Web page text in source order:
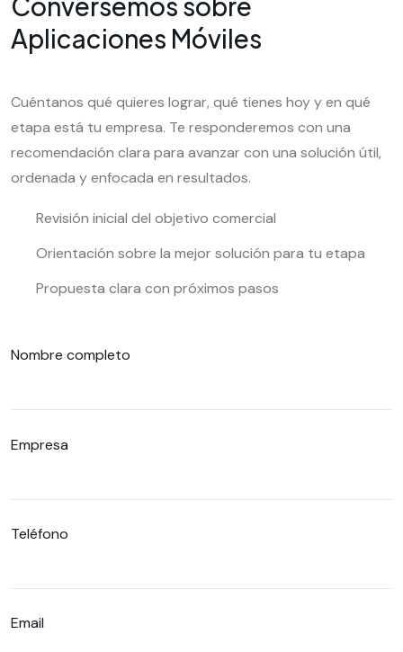
Aplicaciones Móviles
Cuéntanos qué quieres lograr, qué tienes hoy y en qué
etapa está tu empresa. Te responderemos con una
recomendación clara para avanzar con una solución útil,
ordenada y enfocada en resultados.
Revisión inicial del objetivo comercial
Orientación sobre la mejor solución para tu etapa
Propuesta clara con próximos pasos
Nombre completo
Empresa
Teléfono
Email